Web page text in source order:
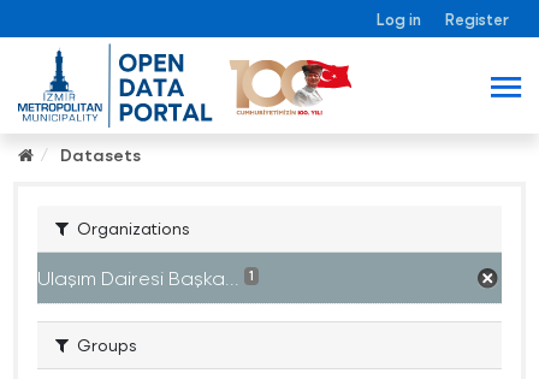
Log in Register
Datasets
Organizations
Ulaşım Dairesi Başka... 1
Groups